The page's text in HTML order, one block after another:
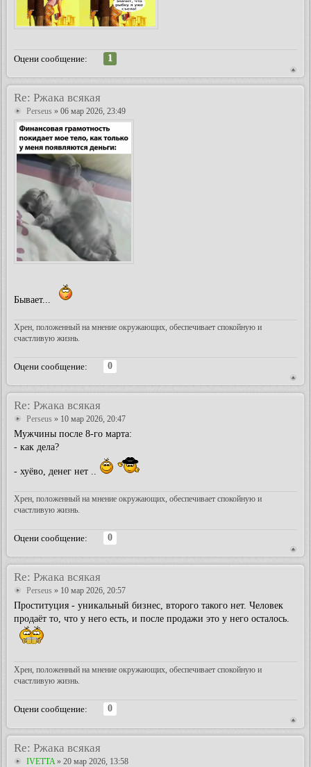
Оцени сообщение:
1
Re: Ржака всякая
Perseus » 06 мар 2026, 23:49
Бывает...
Хрен, положенный на мнение окружающих, обеспечивает спокойную и
счастливую жизнь.
Оцени сообщение:
0
Re: Ржака всякая
Perseus » 10 мар 2026, 20:47
Мужчины после 8-го марта:
- как дела?
- хуёво, денег нет ..
Хрен, положенный на мнение окружающих, обеспечивает спокойную и
счастливую жизнь.
Оцени сообщение:
0
Re: Ржака всякая
Perseus » 10 мар 2026, 20:57
Проституция - уникальный бизнес, второго такого нет. Человек
продаёт то, что у него есть, и после продажи это у него осталось.
Хрен, положенный на мнение окружающих, обеспечивает спокойную и
счастливую жизнь.
Оцени сообщение:
0
Re: Ржака всякая
IVETTA » 20 мар 2026, 13:58